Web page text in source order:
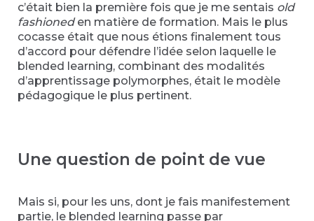
c’était bien la première fois que je me sentais old
fashioneden matière de formation. Mais le plus
cocasse était que nous étions finalement tous
d’accord pour défendre l’idée selon laquelle le
blended learning, combinant des modalités
d’apprentissage polymorphes, était le modèle
pédagogique le plus pertinent.
Une question de point de vue
Mais si, pour les uns, dont je fais manifestement
partie, le blended learning passe par